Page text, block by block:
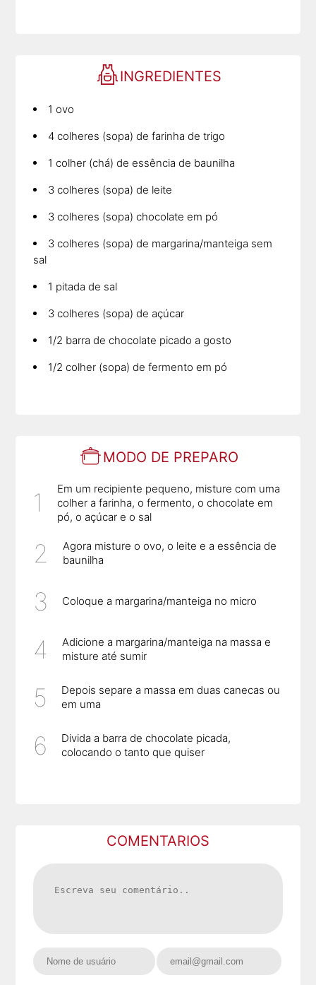
INGREDIENTES
1 ovo
4 colheres (sopa) de farinha de trigo
1 colher (chá) de essência de baunilha
3 colheres (sopa) de leite
3 colheres (sopa) chocolate em pó
3 colheres (sopa) de margarina/manteiga sem
sal
1 pitada de sal
3 colheres (sopa) de açúcar
1/2 barra de chocolate picado a gosto
1/2 colher (sopa) de fermento em pó
MODO DE PREPARO
Em um recipiente pequeno, misture com uma
colher a farinha, o fermento, o chocolate em
pó, o açúcar e o sal
Agora misture o ovo, o leite e a essência de
baunilha
Coloque a margarina/manteiga no micro
Adicione a margarina/manteiga na massa e
misture até sumir
Depois separe a massa em duas canecas ou
em uma
Divida a barra de chocolate picada,
colocando o tanto que quiser
COMENTARIOS